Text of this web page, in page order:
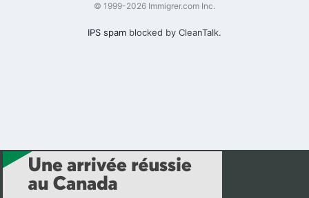
© 1999-2026 Immigrer.com Inc.
IPS spam blocked by CleanTalk.